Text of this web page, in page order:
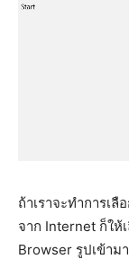
ถ้าเราจะทำการเ
จาก Internet ก็ให้
Browser รูปเข้าม